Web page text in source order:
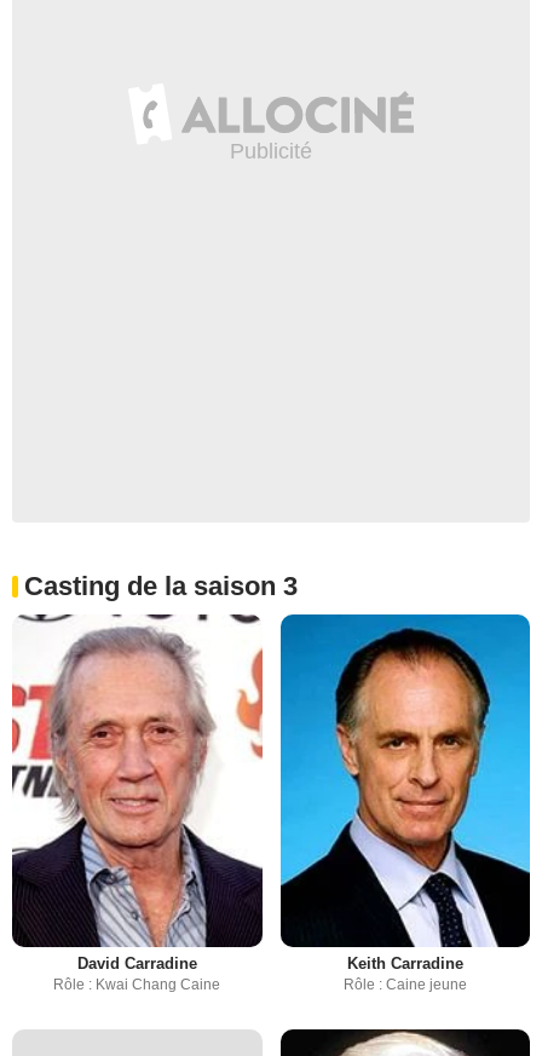
Casting de la saison 3
David Carradine
Rôle : Kwai Chang Caine
Keith Carradine
Rôle : Caine jeune